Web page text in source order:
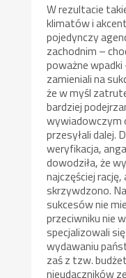
W rezultacie
klimatów i
pojedynczy
zachodnim –
poważne
zamieniali na
że w myśl
bardziej
wywiadowczym
przesyłali dalej.
weryfikacja,
dowodziła, że
najczęściej
skrzywdzono.
sukcesów nie
przeciwniku nie
specjalizowali
wydawaniu
zaś z tzw.
nieudaczników